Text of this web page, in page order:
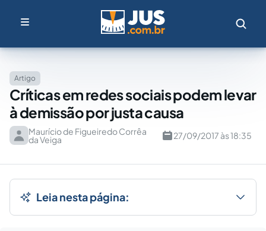
Artigo
Críticas em redes sociais podem levar
à demissão por justa causa
Maurício de Figueiredo Corrêa
da Veiga 27/09/2017 às 18:35
Leia nesta página: